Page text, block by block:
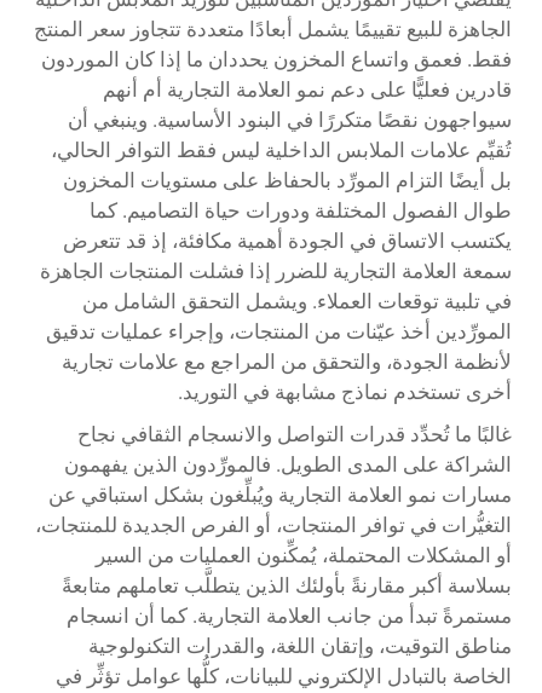
الجاهزة للبيع تقييمًا يشمل أبعادًا متعددة تتجاوز سعر المنتج
فقط. فعمق واتساع المخزون يحددان ما إذا كان الموردون
قادرين فعليًّا على دعم نمو العلامة التجارية أم أنهم
سيواجهون نقصًا متكررًا في البنود الأساسية. وينبغي أن
تُقيِّم علامات الملابس الداخلية ليس فقط التوافر الحالي،
بل أيضًا التزام المورِّد بالحفاظ على مستويات المخزون
طوال الفصول المختلفة ودورات حياة التصاميم. كما
يكتسب الاتساق في الجودة أهمية مكافئة، إذ قد تتعرض
سمعة العلامة التجارية للضرر إذا فشلت المنتجات الجاهزة
في تلبية توقعات العملاء. ويشمل التحقق الشامل من
المورِّدين أخذ عيّنات من المنتجات، وإجراء عمليات تدقيق
لأنظمة الجودة، والتحقق من المراجع مع علامات تجارية
أخرى تستخدم نماذج مشابهة في التوريد.
غالبًا ما تُحدِّد قدرات التواصل والانسجام الثقافي نجاح
الشراكة على المدى الطويل. فالمورِّدون الذين يفهمون
مسارات نمو العلامة التجارية ويُبلِّغون بشكل استباقي عن
التغيُّرات في توافر المنتجات، أو الفرص الجديدة للمنتجات،
أو المشكلات المحتملة، يُمكِّنون العمليات من السير
بسلاسة أكبر مقارنةً بأولئك الذين يتطلَّب تعاملهم متابعةً
مستمرةً تبدأ من جانب العلامة التجارية. كما أن انسجام
مناطق التوقيت، وإتقان اللغة، والقدرات التكنولوجية
الخاصة بالتبادل الإلكتروني للبيانات، كلُّها عوامل تؤثِّر في